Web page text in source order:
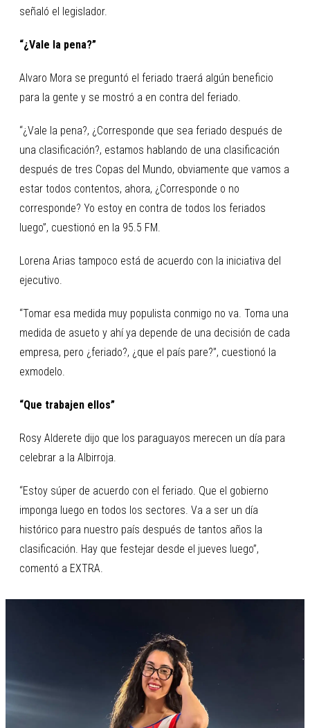
señaló el legislador.
“¿Vale la pena?”
Alvaro Mora se preguntó el feriado traerá algún beneficio
para la gente y se mostró a en contra del feriado.
“¿Vale la pena?, ¿Corresponde que sea feriado después de
una clasificación?, estamos hablando de una clasificación
después de tres Copas del Mundo, obviamente que vamos a
estar todos contentos, ahora, ¿Corresponde o no
corresponde? Yo estoy en contra de todos los feriados
luego”, cuestionó en la 95.5 FM.
Lorena Arias tampoco está de acuerdo con la iniciativa del
ejecutivo.
“Tomar esa medida muy populista conmigo no va. Toma una
medida de asueto y ahí ya depende de una decisión de cada
empresa, pero ¿feriado?, ¿que el país pare?”, cuestionó la
exmodelo.
“Que trabajen ellos”
Rosy Alderete dijo que los paraguayos merecen un día para
celebrar a la Albirroja.
“Estoy súper de acuerdo con el feriado. Que el gobierno
imponga luego en todos los sectores. Va a ser un día
histórico para nuestro país después de tantos años la
clasificación. Hay que festejar desde el jueves luego”,
comentó a EXTRA.